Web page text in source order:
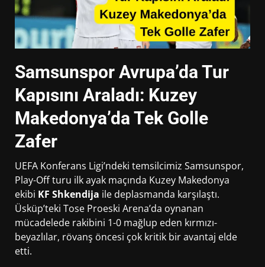
Samsunspor Avrupa’da Tur
Kapısını Araladı: Kuzey
Makedonya’da Tek Golle
Zafer
UEFA Konferans Ligi’ndeki temsilcimiz Samsunspor,
Play-Off turu ilk ayak maçında Kuzey Makedonya
ekibi KF Shkendija ile deplasmanda karşılaştı.
Üsküp’teki Tose Proeski Arena’da oynanan
mücadelede rakibini 1-0 mağlup eden kırmızı-
beyazlılar, rövanş öncesi çok kritik bir avantaj elde
etti.